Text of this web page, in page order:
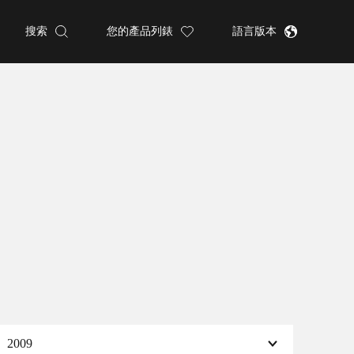
搜索 您的產品列錶 語言版本
2009